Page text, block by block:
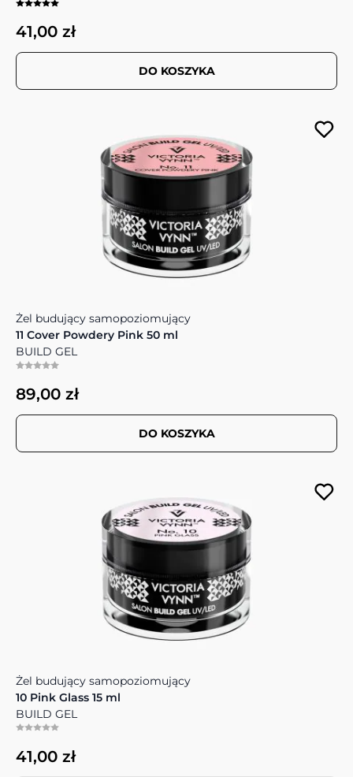
41,00 zł
DO KOSZYKA
Żel budujący samopoziomujący
11 Cover Powdery Pink 50 ml
BUILD GEL
89,00 zł
DO KOSZYKA
Żel budujący samopoziomujący
10 Pink Glass 15 ml
BUILD GEL
41,00 zł